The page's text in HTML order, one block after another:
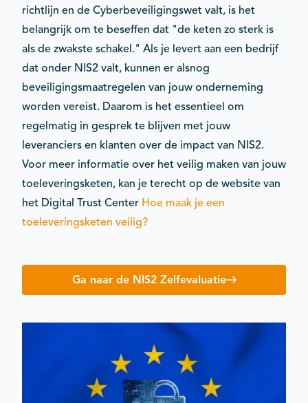
richtlijn en de Cyberbeveiligingswet valt, is het
belangrijk om te beseffen dat "de keten zo sterk is
als de zwakste schakel." Als je levert aan een bedrijf
dat onder NIS2 valt, kunnen er alsnog
beveiligingsmaatregelen van jouw onderneming
worden vereist. Daarom is het essentieel om
regelmatig in gesprek te blijven met jouw
leveranciers en klanten over de impact van NIS2.
Voor meer informatie over het veilig maken van jouw
toeleveringsketen, kan je terecht op de website van
het Digital Trust Center Hoe maak je een
toeleveringsketen veilig?
Ga naar de NIS2 Zelfevaluatie